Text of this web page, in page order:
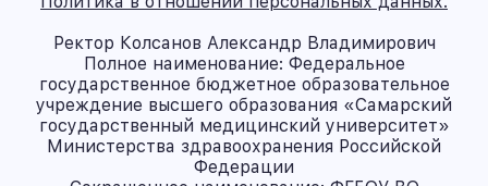
Ректор Колсанов Александр Владимирович
Полное наименование: Федеральное
государственное бюджетное образовательное
учреждение высшего образования «Самарский
государственный медицинский университет»
Министерства здравоохранения Российской
Федерации